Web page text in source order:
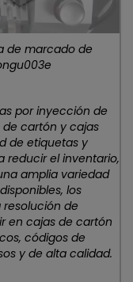
de marcado de
por inyección de
cartón y cajas
de etiquetas y
reducir el inventario,
amplia variedad
los
de
en cajas de cartón
códigos de
y de alta calidad.